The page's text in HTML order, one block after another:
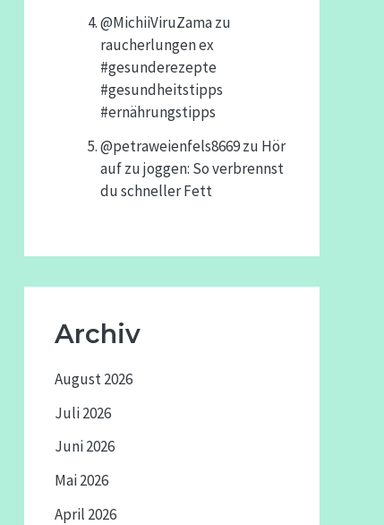
@MichiiViruZamazu
raucherlungen ex
#gesunderezepte
#gesundheitstipps
#ernährungstipps
@petraweienfels8669zu Hör
auf zu joggen: So verbrennst
du schneller Fett
Archiv
August 2026
Juli 2026
Juni 2026
Mai 2026
April 2026